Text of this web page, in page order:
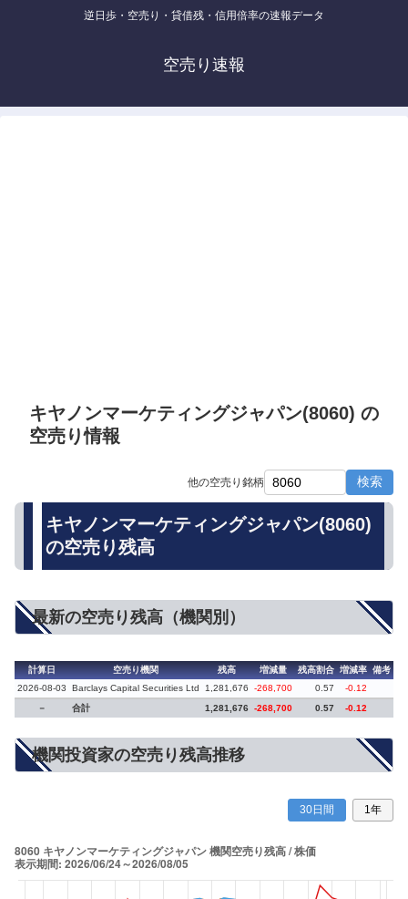
逆日歩・空売り・貸借残・信用倍率の速報データ
空売り速報
キヤノンマーケティングジャパン(8060) の
空売り情報
他の空売り銘柄 検索
キヤノンマーケティングジャパン(8060)
の空売り残高
最新の空売り残高（機関別）
計算日 空売り機関 残高 増減量 残高割合 増減率 備考
2026-08-03
Barclays Capital Securities Ltd 1,281,676 -268,700 0.57
-0.12
－
合計 1,281,676 -268,700 0.57 -0.12
機関投資家の空売り残高推移
30日間 1年